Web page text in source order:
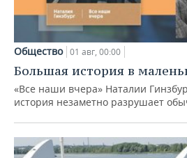
Общество 01 авг, 00:00
Большая история в
«Все наши вчера» Наталии
история незаметно разрушает